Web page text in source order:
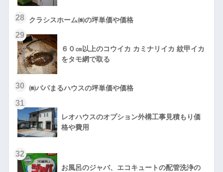
28 クラシスホーム㈱の坪単価や価格
29
６０㎝以上のコウイカ カミナリイカ 紋甲イカ
をタモ網で取る
30 ㈱パパまるハウスの坪単価や価格
31
レオハウスのオプション外構工事見積もり価
格や費用
32
お風呂のジャバ、エコキュートの配管洗浄の